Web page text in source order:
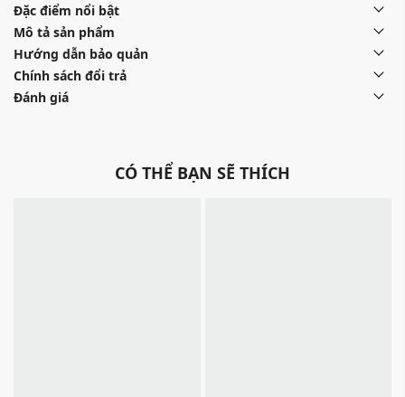
Đặc điểm nổi bật
Mô tả sản phẩm
Hướng dẫn bảo quản
Chính sách đổi trả
Đánh giá
CÓ THỂ BẠN SẼ THÍCH